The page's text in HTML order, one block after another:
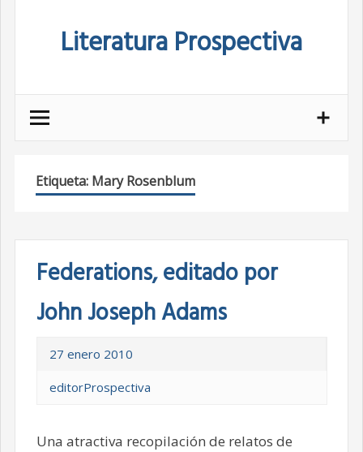
Literatura Prospectiva
Etiqueta: Mary Rosenblum
Federations, editado por
John Joseph Adams
27 enero 2010
editorProspectiva
Una atractiva recopilación de relatos de